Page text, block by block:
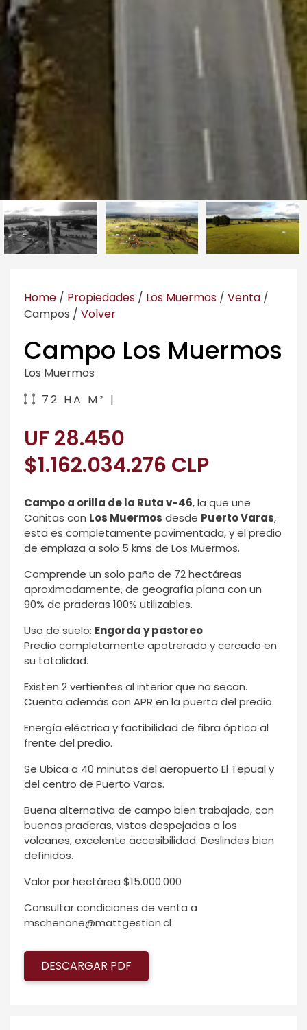
Home / Propiedades / Los Muermos / Venta /
Campos / Volver
Campo Los Muermos
Los Muermos
72 HA M² |
UF 28.450
$1.162.034.276 CLP
Campo a orilla de la Ruta v-46, la que une
Cañitas con Los Muermos desde Puerto Varas,
esta es completamente pavimentada, y el predio
de emplaza a solo 5 kms de Los Muermos.
Comprende un solo paño de 72 hectáreas
aproximadamente, de geografía plana con un
90% de praderas 100% utilizables.
Uso de suelo: Engorda y pastoreo
Predio completamente apotrerado y cercado en
su totalidad.
Existen 2 vertientes al interior que no secan.
Cuenta además con APR en la puerta del predio.
Energía eléctrica y factibilidad de fibra óptica al
frente del predio.
Se Ubica a 40 minutos del aeropuerto El Tepual y
del centro de Puerto Varas.
Buena alternativa de campo bien trabajado, con
buenas praderas, vistas despejadas a los
volcanes, excelente accesibilidad. Deslindes bien
definidos.
Valor por hectárea $15.000.000
Consultar condiciones de venta a
mschenone@mattgestion.cl
DESCARGAR PDF